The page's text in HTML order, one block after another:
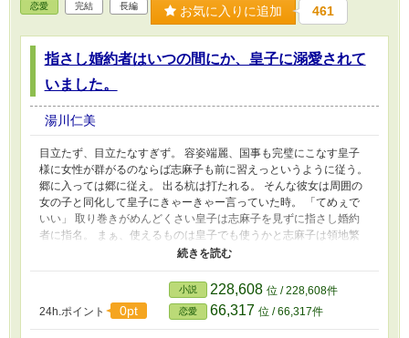
恋愛 完結 長編 お気に入りに追加 461
指さし婚約者はいつの間にか、皇子に溺愛されて
いました。
湯川仁美
目立たず、目立たなすぎず。 容姿端麗、国事も完璧にこなす皇子
様に女性が群がるのならば志麻子も前に習えっというように従う。
郷に入っては郷に従え。 出る杭は打たれる。 そんな彼女は周囲の
女の子と同化して皇子にきゃーきゃー言っていた時。 「てめぇで
いい」 取り巻きがめんどくさい皇子は志麻子を見ずに指さし婚約
者に指名。 まぁ、使えるものは皇子でも使うかと志麻子は領地繁
栄に婚約者という立場を利用することを決めるといつのまにか皇子
が溺愛していた。 けれども、婚約者は数週間から数か月で解任さ
た数は数十人。 鈍感な彼女が溺愛されていることに気が付くまで
24h.ポイント
0pt
小説 228,608 位 / 228,608件
恋愛 66,317 位 / 66,317件